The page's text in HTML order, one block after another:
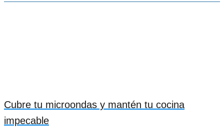
Cubre tu microondas y mantén tu cocina
impecable